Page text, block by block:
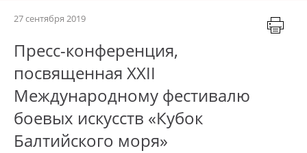
27 сентября 2019
Пресс-конференция,
посвященная XXII
Международному фестивалю
боевых искусств «Кубок
Балтийского моря»